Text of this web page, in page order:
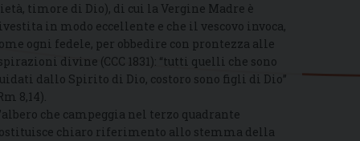
timore di Dio), di cui la Vergine Madre è
in modo eccellente e che il vescovo invoca,
ogni fedele, per obbedire con prontezza alle
divine (CCC 1831): “tutti quelli che sono
dallo Spirito di Dio, costoro sono figli di Dio”
8,14).
che campeggia nel terzo quadrante
chiaro riferimento allo stemma della